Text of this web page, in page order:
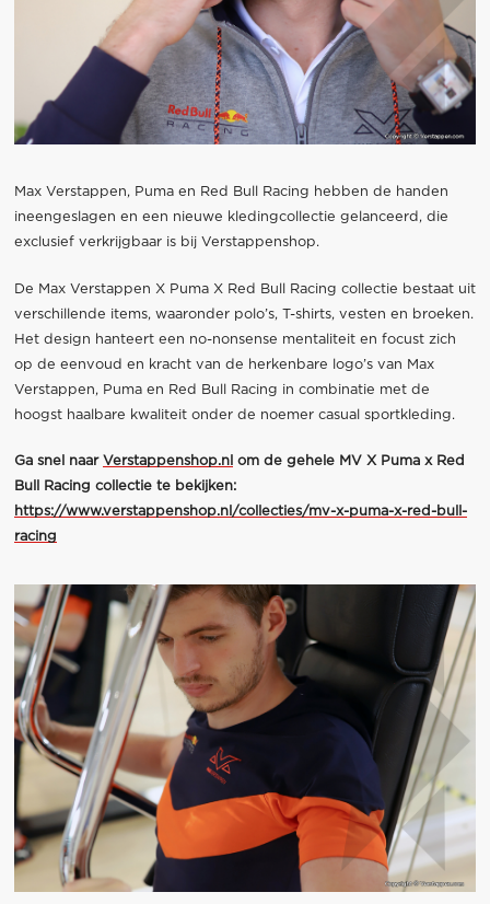
Max Verstappen, Puma en Red Bull Racing hebben de handen
ineengeslagen en een nieuwe kledingcollectie gelanceerd, die
exclusief verkrijgbaar is bij Verstappenshop.
De Max Verstappen X Puma X Red Bull Racing collectie bestaat uit
verschillende items, waaronder polo’s, T-shirts, vesten en broeken.
Het design hanteert een no-nonsense mentaliteit en focust zich
op de eenvoud en kracht van de herkenbare logo’s van Max
Verstappen, Puma en Red Bull Racing in combinatie met de
hoogst haalbare kwaliteit onder de noemer casual sportkleding.
Ga snel naar Verstappenshop.nl om de gehele MV X Puma x Red
Bull Racing collectie te bekijken:
https://www.verstappenshop.nl/collecties/mv-x-puma-x-red-bull-
racing